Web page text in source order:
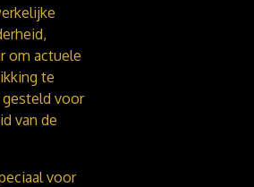
om actuele
te
gesteld voor
van de
voor